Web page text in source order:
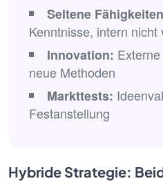
Seltene
Kenntnisse, intern nicht
Innovation:
neue Methoden
Markttests:
Festanstellung
Hybride Strategie: